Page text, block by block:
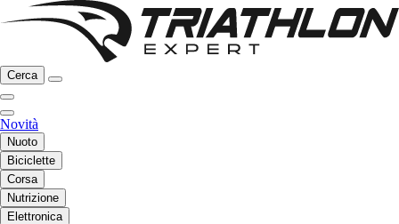
Cerca
Novità
Nuoto
Biciclette
Corsa
Nutrizione
Elettronica